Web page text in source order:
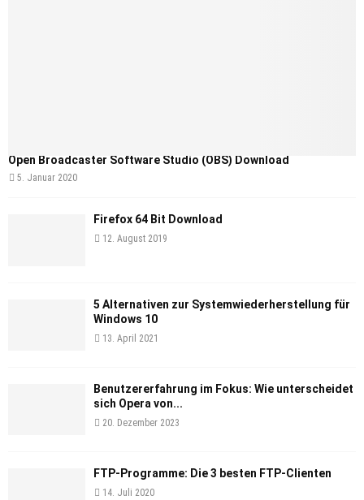
Open Broadcaster Software Studio (OBS) Download
5. Januar 2020
Firefox 64 Bit Download
12. August 2019
5 Alternativen zur Systemwiederherstellung für
Windows 10
13. April 2021
Benutzererfahrung im Fokus: Wie unterscheidet
sich Opera von...
20. Dezember 2023
FTP-Programme: Die 3 besten FTP-Clienten
14. Juli 2020